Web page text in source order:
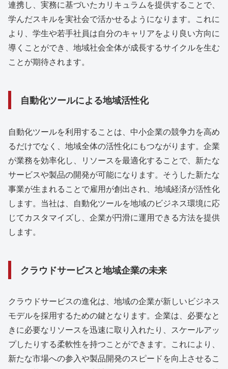
連携し、実務に基づいたカリキュラムを提供することで、
学んだスキルを実社会で活かせるようになります。これに
より、学生や若手社員は自分のキャリアをより良い方向に
導くことができ、地域社会全体が成長するサイクルを生む
ことが期待されます。
自動化ツールによる地域活性化
自動化ツールを利用することは、中小企業の競争力を高め
るだけでなく、地域全体の活性化にもつながります。企業
が業務を効率化し、リソースを最適化することで、新たな
サービスや製品の開発が可能になります。そうした新たな
事業が生まれることで雇用が創出され、地域経済が活性化
します。当社は、自動化ツールを地域のビジネス環境に応
じてカスタマイズし、企業が円滑に運用できる方法を提供
します。
クラウドサービスと地域企業の未来
クラウドサービスの進化は、地域の企業が新しいビジネス
モデルを採用するための鍵となります。企業は、必要なと
きに必要なリソースを迅速に取り入れたり、スケールアッ
プしたりする柔軟性を持つことができます。これにより、
新たな市場への参入や製品開発のスピードを向上させるこ